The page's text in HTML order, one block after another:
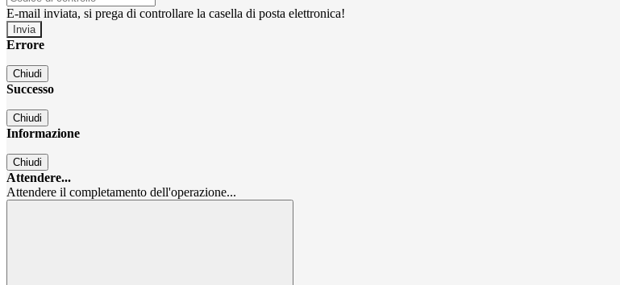
E-mail inviata, si prega di controllare la casella di posta elettronica!
Errore
Chiudi
Successo
Chiudi
Informazione
Chiudi
Attendere...
Attendere il completamento dell'operazione...